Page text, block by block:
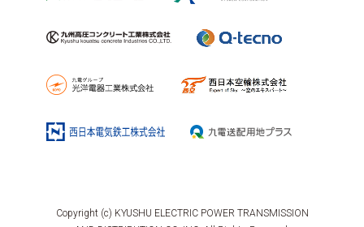
Copyright (c) KYUSHU ELECTRIC POWER TRANSMISSION